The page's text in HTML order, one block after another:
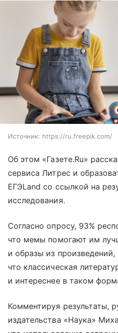
Источник: https://ru.freepik.com/
Об этом «Газете.Ru»
сервиса Литрес и
ЕГЭLand со ссылкой на
исследования.
Согласно опросу, 93%
что мемы помогают им
и образы из произведений,
что классическая
и интереснее в таком
Комментируя результаты,
издательства «Наука»